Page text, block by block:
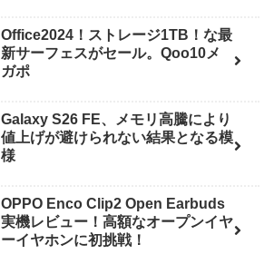
Office2024！ストレージ1TB！な最
新サーフェスがセール。Qoo10メ
ガポ
Galaxy S26 FE、メモリ高騰により
値上げが避けられない結果となる模
様
OPPO Enco Clip2 Open Earbuds
実機レビュー！高額なオープンイヤ
ーイヤホンに初挑戦！